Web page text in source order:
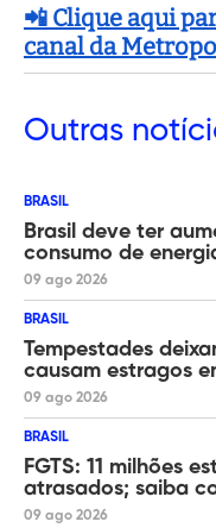
📲 Clique aqui
canal da
Outras
BRASIL
Brasil deve ter
consumo de
09 ago 2026
BRASIL
Tempestades
causam estragos
09 ago 2026
BRASIL
FGTS: 11 milhões
atrasados; saiba
09 ago 2026